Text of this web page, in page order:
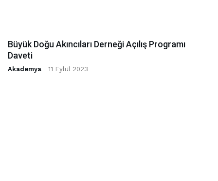
Büyük Doğu Akıncıları Derneği Açılış Programı
Daveti
Akademya - 11 Eylül 2023